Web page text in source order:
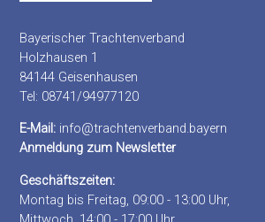
Bayerischer Trachtenverband
Holzhausen 1
84144 Geisenhausen
Tel: 08741/94977120
E-Mail: info@trachtenverband.bayern
Anmeldung zum Newsletter
Geschäftszeiten:
Montag bis Freitag, 09:00 - 13:00 Uhr,